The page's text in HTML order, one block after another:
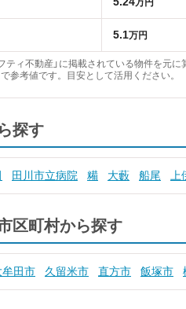
5.1万円
ティ不動産」に掲載されている物件を元
参考値です。目安として活用ください。
探す
田川市立病院 糒 大藪 船尾
区町村から探す
牟田市 久留米市 直方市 飯塚市